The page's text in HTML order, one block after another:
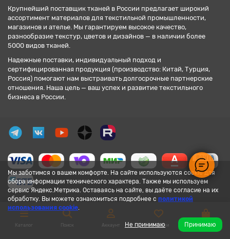
Мы заботимся о вашем комфорте. На сайте используются cookie для
сбора информации технического характера. Также мы используем
сервис Яндекс.Метрика. Оставаясь на сайте, вы даёте согласие на их
обработку. Вы можете ознакомиться подробнее с политикой
использования cookie.
Не принимаю Принимаю
Крупнейший поставщик тканей в России предлагает широкий
ассортимент материалов для текстильной промышленности,
магазинов и ателье. Мы гарантируем высокое качество,
разнообразие текстур, цветов и дизайнов — в наличии более
5000 видов тканей.
Надежные поставки, индивидуальный подход и
сертифицированная продукция (производство: Китай, Турция,
Россия) помогают нам выстраивать долгосрочные партнерские
отношения. Наша цель — ваш успех и развитие текстильного
бизнеса в России.
Каталог Поиск Аккаунт Закладки Корзина